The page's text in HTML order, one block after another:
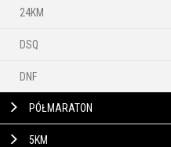
24KM
DSQ
DNF
PÓŁMARATON
5KM